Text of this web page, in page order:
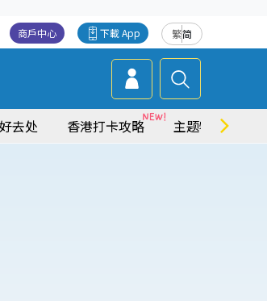
繁简
下載 App
商戶中心
去处 香港打卡攻略 主题特集